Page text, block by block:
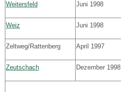
Weitersfeld Juni 1998
Weiz Juni 1998
Zeltweg/Rattenberg April 1997
Zeutschach Dezember 1998